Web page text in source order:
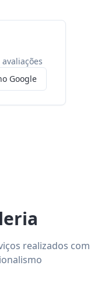
Google
realizados com